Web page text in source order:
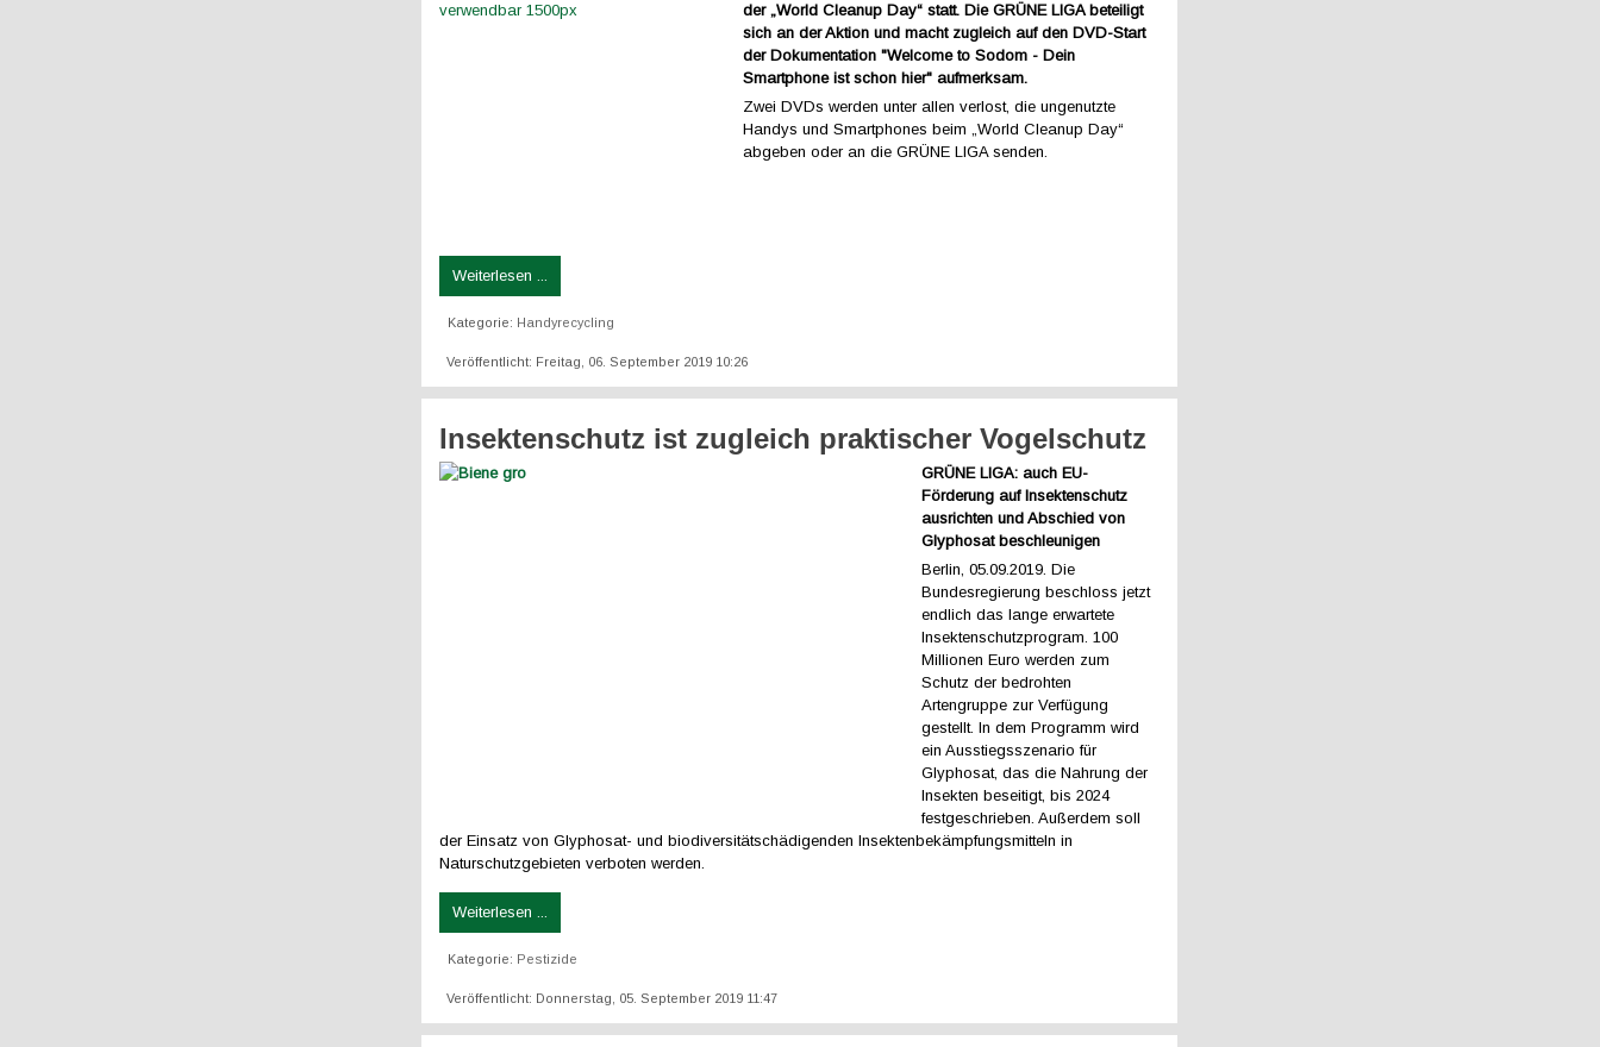
der „World Cleanup Day“ statt. Die GRÜNE LIGA beteiligt
sich an der Aktion und macht zugleich auf den DVD-Start
der Dokumentation "Welcome to Sodom - Dein
Smartphone ist schon hier" aufmerksam.
Zwei DVDs werden unter allen verlost, die ungenutzte
Handys und Smartphones beim „World Cleanup Day“
abgeben oder an die GRÜNE LIGA senden.
Weiterlesen ...
Kategorie: Handyrecycling
Veröffentlicht: Freitag, 06. September 2019 10:26
Insektenschutz ist zugleich praktischer Vogelschutz
GRÜNE LIGA: auch EU-
Förderung auf Insektenschutz
ausrichten und Abschied von
Glyphosat beschleunigen
Berlin, 05.09.2019. Die
Bundesregierung beschloss jetzt
endlich das lange erwartete
Insektenschutzprogram. 100
Millionen Euro werden zum
Schutz der bedrohten
Artengruppe zur Verfügung
gestellt. In dem Programm wird
ein Ausstiegsszenario für
Glyphosat, das die Nahrung der
Insekten beseitigt, bis 2024
festgeschrieben. Außerdem soll
der Einsatz von Glyphosat- und biodiversitätschädigenden Insektenbekämpfungsmitteln in
Naturschutzgebieten verboten werden.
Weiterlesen ...
Kategorie: Pestizide
Veröffentlicht: Donnerstag, 05. September 2019 11:47